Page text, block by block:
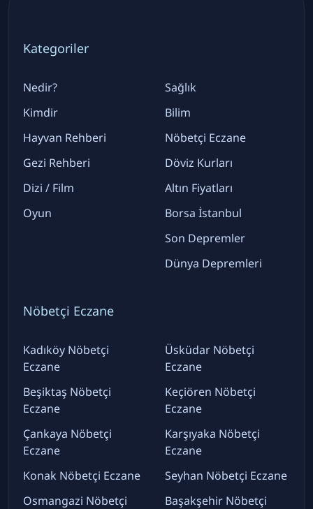
Kategoriler
Nedir?
Kimdir
Hayvan Rehberi
Gezi Rehberi
Dizi / Film
Oyun
Sağlık
Bilim
Nöbetçi Eczane
Döviz Kurları
Altın Fiyatları
Borsa İstanbul
Son Depremler
Dünya Depremleri
Nöbetçi Eczane
Kadıköy Nöbetçi
Eczane
Beşiktaş Nöbetçi
Eczane
Çankaya Nöbetçi
Eczane
Konak Nöbetçi Eczane
Osmangazi Nöbetçi
Üsküdar Nöbetçi
Eczane
Keçiören Nöbetçi
Eczane
Karşıyaka Nöbetçi
Eczane
Seyhan Nöbetçi Eczane
Başakşehir Nöbetçi